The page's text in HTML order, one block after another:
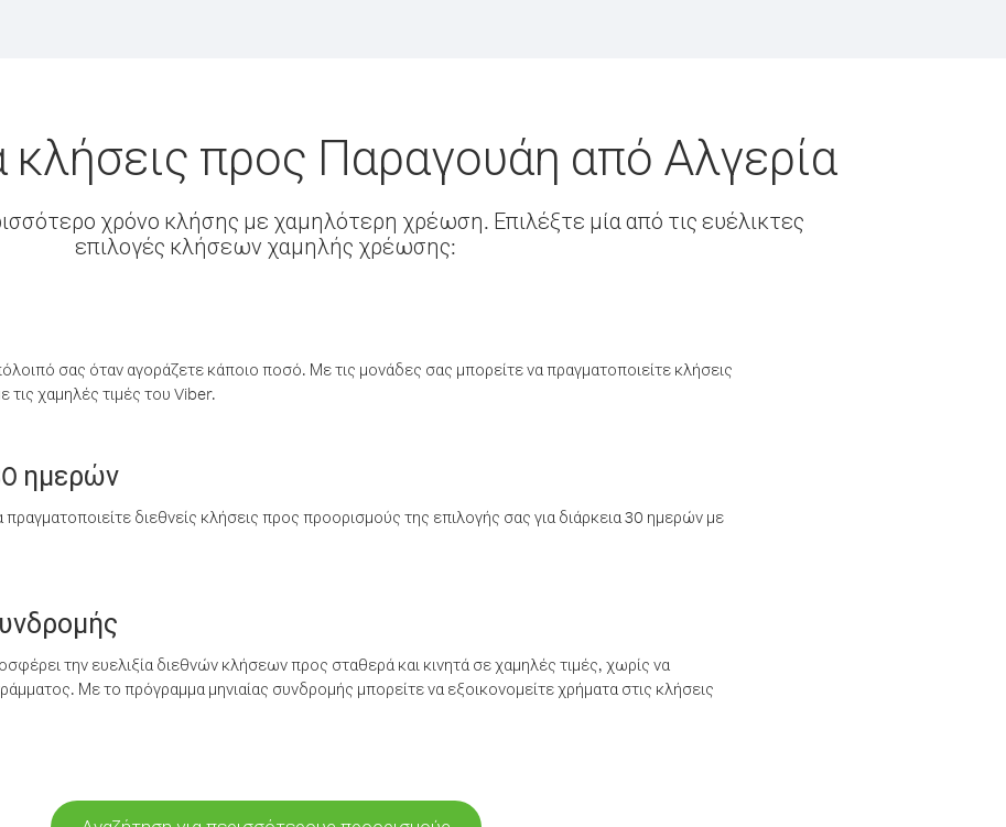
κλήσεις προς Παραγουάη από Αλγερία
χρόνο κλήσης με χαμηλότερη χρέωση. Επιλέξτε μία από τις ευέλικτες
επιλογές κλήσεων χαμηλής χρέωσης:
σας όταν αγοράζετε κάποιο ποσό. Με τις μονάδες σας μπορείτε να πραγματοποιείτε κλήσεις
χαμηλές τιμές του Viber.
ημερών
διεθνείς κλήσεις προς προορισμούς της επιλογής σας για διάρκεια 30 ημερών με
την ευελιξία διεθνών κλήσεων προς σταθερά και κινητά σε χαμηλές τιμές, χωρίς να
Με το πρόγραμμα μηνιαίας συνδρομής μπορείτε να εξοικονομείτε χρήματα στις κλήσεις